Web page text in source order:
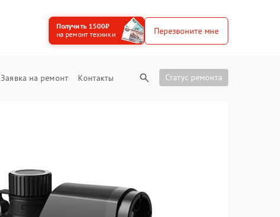
Получить 1500₽
на ремонт техники
Перезвоните мне
Заявка на ремонт Контакты Статус ремонта